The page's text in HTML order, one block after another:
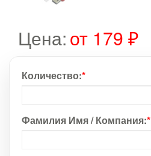
Цена:от 179 ₽
Количество:*
Фамилия Имя / Компания:*